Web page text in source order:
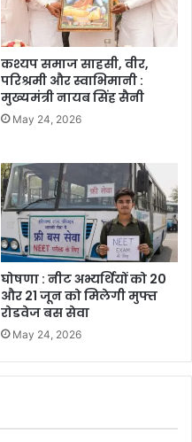
कश्यप समाज साहसी, वीर,
परिश्रमी और स्वाभिमानी :
मुख्यमंत्री नायब सिंह सैनी
May 24, 2026
घोषणा : नीट अभ्यर्थियों को 20
और 21 जून को मिलेगी मुफ्त
रोडवेज बस सेवा
May 24, 2026